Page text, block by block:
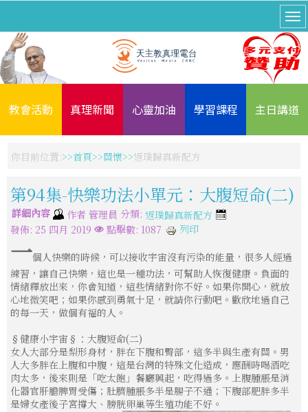
教會活動 真理新聞 心靈加油 學習課程 主日講道
你目前位置: 首頁 關懷 返璞歸真新配方
第94集-快樂功法小單元：大腹短命(二)
詳細內容 作者 管理員 分類: 返璞歸真新配方
發佈: 25 四月 2019
點擊數: 1087 列印
一個人快樂的時候，可以接收宇宙沒有污染的能量，很多人經過
練習，讓自己快樂，這也是一種功法，可幫助人恢復健康。負面的
情緒釋放出來，你會知道，這些情緒對你不好。如果你開心，就放
心地微笑吧；如果你感到勇氣十足，就請你行動吧。歡欣地過自己
的每一天，做個有福的人。
§健康小宇宙§：大腹短命(二)
女人大部分是梨形身材，胖在下腹和臀部，這多半與生產有關。男
人大多胖在上腹和中腹，這是台灣的特殊文化造成，應酬時喝酒吃
肉太多，後來則是「吃太飽」餐廳興起，吃得過多。上腹腫脹是消
化器官肝膽脾胃受傷；肚臍腫脹多半是腸子不通；下腹部肥胖多半
是婦女產後子宮撐大、膀胱卵巢等生殖功能不好。